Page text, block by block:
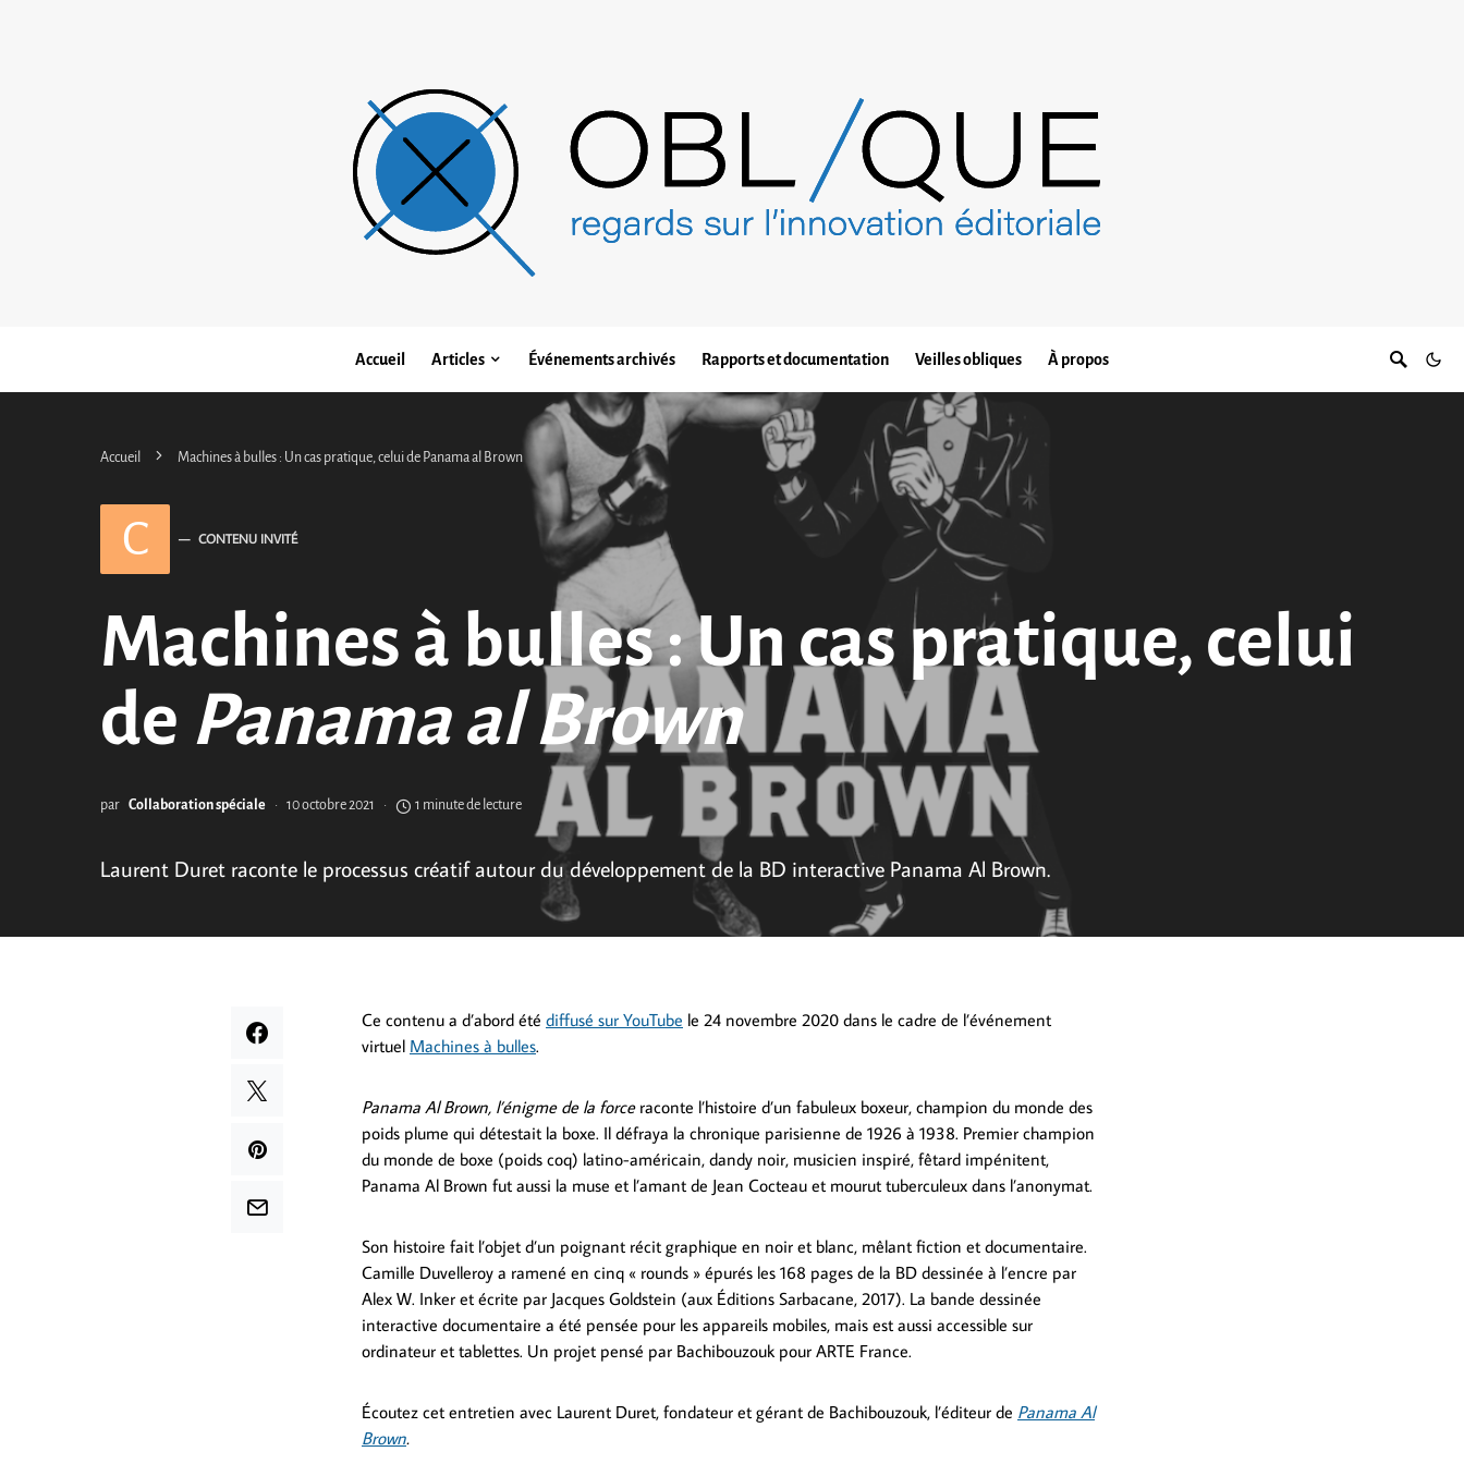
Accueil Articles Événements archivés Rapports et documentation Veilles obliques À propos
Accueil Machines à bulles : Un cas pratique, celui de Panama al Brown
C CONTENU INVITÉ
Machines à bulles : Un cas pratique, celui
de Panama al Brown
par Collaboration spéciale 10 octobre 2021 1 minute de lecture
Laurent Duret raconte le processus créatif autour du développement de la BD interactive Panama Al Brown.
Ce contenu a d’abord été diffusé sur YouTube le 24 novembre 2020 dans le cadre de l’événement
virtuel Machines à bulles.
Panama Al Brown, l’énigme de la forceraconte l’histoire d’un fabuleux boxeur, champion du monde des
poids plume qui détestait la boxe. Il défraya la chronique parisienne de 1926 à 1938. Premier champion
du monde de boxe (poids coq) latino-américain, dandy noir, musicien inspiré, fêtard impénitent,
Panama Al Brown fut aussi la muse et l’amant de Jean Cocteau et mourut tuberculeux dans l’anonymat.
Son histoire fait l’objet d’un poignant récit graphique en noir et blanc, mêlant fiction et documentaire.
Camille Duvelleroy a ramené en cinq « rounds » épurés les 168 pages de la BD dessinée à l’encre par
Alex W. Inker et écrite par Jacques Goldstein (aux Éditions Sarbacane, 2017). La bande dessinée
interactive documentaire a été pensée pour les appareils mobiles, mais est aussi accessible sur
ordinateur et tablettes. Un projet pensé par Bachibouzouk pour ARTE France.
Écoutez cet entretien avec Laurent Duret, fondateur et gérant de Bachibouzouk, l’éditeur de Panama Al
Brown.